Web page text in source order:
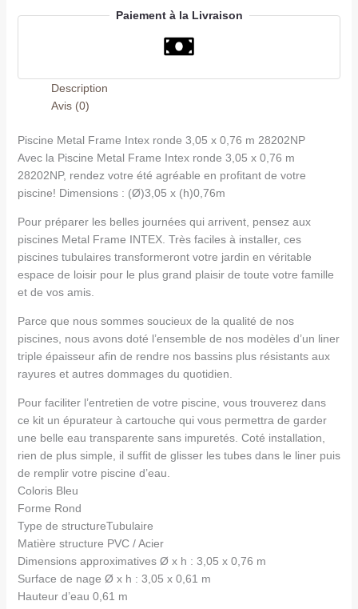
Paiement à la Livraison
Description
Avis (0)
Piscine Metal Frame Intex ronde 3,05 x 0,76 m 28202NP
Avec la Piscine Metal Frame Intex ronde 3,05 x 0,76 m
28202NP, rendez votre été agréable en profitant de votre
piscine! Dimensions : (Ø)3,05 x (h)0,76m
Pour préparer les belles journées qui arrivent, pensez aux
piscines Metal Frame INTEX. Très faciles à installer, ces
piscines tubulaires transformeront votre jardin en véritable
espace de loisir pour le plus grand plaisir de toute votre famille
et de vos amis.
Parce que nous sommes soucieux de la qualité de nos
piscines, nous avons doté l’ensemble de nos modèles d’un liner
triple épaisseur afin de rendre nos bassins plus résistants aux
rayures et autres dommages du quotidien.
Pour faciliter l’entretien de votre piscine, vous trouverez dans
ce kit un épurateur à cartouche qui vous permettra de garder
une belle eau transparente sans impuretés. Coté installation,
rien de plus simple, il suffit de glisser les tubes dans le liner puis
de remplir votre piscine d’eau.
Coloris Bleu
Forme Rond
Type de structureTubulaire
Matière structure PVC / Acier
Dimensions approximatives Ø x h : 3,05 x 0,76 m
Surface de nage Ø x h : 3,05 x 0,61 m
Hauteur d’eau 0,61 m